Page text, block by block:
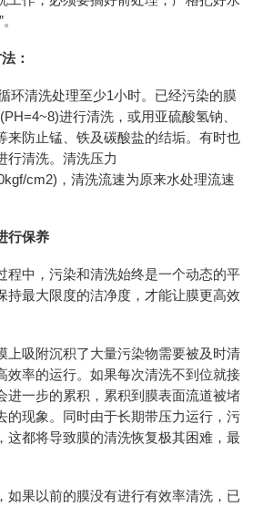
：
环清洗处理至少1小时。已经污染的膜
进行清洗，或用亚硫酸氢钠、
来防止锰、铁及碳酸盐的结垢。有时也
行清洗。清洗压力
cm2)，清洗流速为原来水处理流速
行保养
程中，污染和清洗始终是一个动态的平
持最大限度的洁净度，才能让膜更高效
上吸附沉积了大量污染物需要被及时清
效率的运行。如果每次清洗不到位就接
进一步的累积，累积到膜表面流道被堵
的现象。同时由于长期带压力运行，污
这都将导致膜的清洗恢复极其困难，最
如果以前的膜没有进行有效率清洗，已